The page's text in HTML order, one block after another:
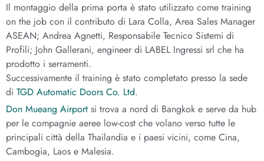
Il montaggio della prima porta è stato utilizzato come training
on the job con il contributo di Lara Colla, Area Sales Manager
ASEAN; Andrea Agnetti, Responsabile Tecnico Sistemi di
Profili; John Gallerani, engineer di LABEL Ingressi srl che ha
prodotto i serramenti.
Successivamente il training è stato completato presso la sede
di TGD Automatic Doors Co. Ltd.
Don Mueang Airport si trova a nord di Bangkok e serve da hub
per le compagnie aeree low-cost che volano verso tutte le
principali città della Thailandia e i paesi vicini, come Cina,
Cambogia, Laos e Malesia.